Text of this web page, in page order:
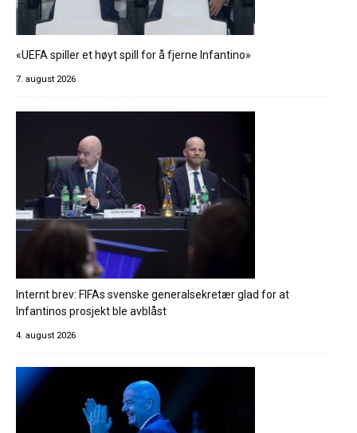
«UEFA spiller et høyt spill for å fjerne Infantino»
7. august 2026
Internt brev: FIFAs svenske generalsekretær glad for at
Infantinos prosjekt ble avblåst
4. august 2026